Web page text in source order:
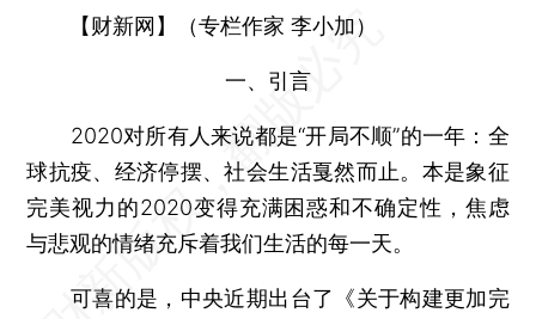
【财新网】（专栏作家 李小加）
一、引言
2020对所有人来说都是“开局不顺”的一年：全
球抗疫、经济停摆、社会生活戛然而止。本是象征
完美视力的2020变得充满困惑和不确定性，焦虑
与悲观的情绪充斥着我们生活的每一天。
可喜的是，中央近期出台了《关于构建更加完